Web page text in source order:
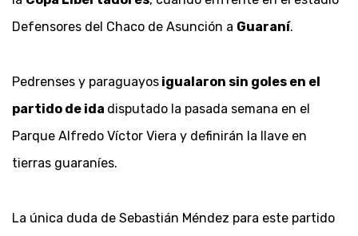
Defensores del Chaco de Asunción a Guaraní.
Pedrenses y paraguayos igualaron sin goles en el
partido de ida disputado la pasada semana en el
Parque Alfredo Víctor Viera y definirán la llave en
tierras guaraníes.
La única duda de Sebastián Méndez para este partido